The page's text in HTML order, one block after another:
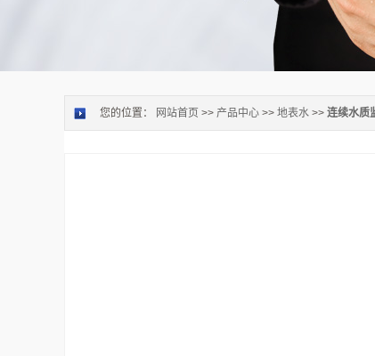
您的位置： 网站首页 >> 产品中心 >> 地表水 >> 连续水质